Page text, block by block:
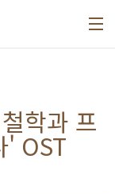
학과 프
' OST